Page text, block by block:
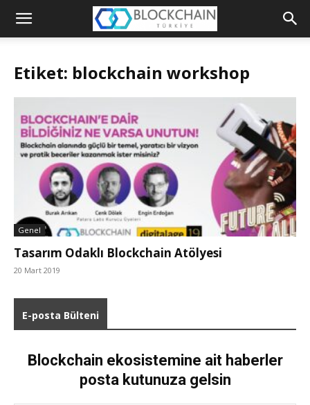
Blockchain
Etiket: blockchain workshop
Genel
Tasarım Odaklı Blockchain Atölyesi
20 Mart 2019
E-posta Bülteni
Blockchain ekosistemine ait haberler
posta kutunuza gelsin